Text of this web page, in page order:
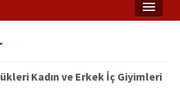
Kadın ve Erkek İç Giyimleri